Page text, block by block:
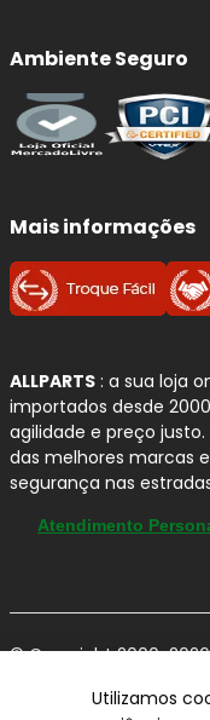
Ambiente Seguro
Mais informações
ALLPARTS : a sua loja
importados desde
agilidade e preço
das melhores marcas
segurança nas
Atendimento
© Copyright 2000-2026
CNPJ 03.724.695/
Utilizamos